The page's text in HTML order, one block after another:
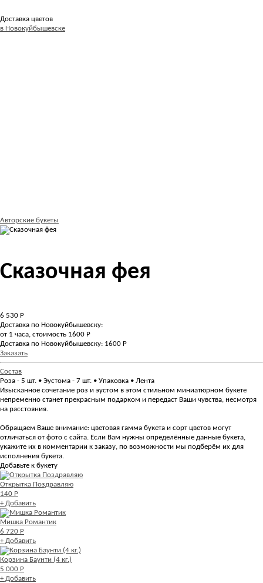
Доставка цветов
в Новокуйбышевске
Авторские букеты
Сказочная фея
6 530 Р
Доставка по Новокуйбышевску:
от 1 часа, стоимость 1600 Р
Доставка по Новокуйбышевску: 1600 Р
Заказать
Состав
Роза - 5 шт. • Эустома - 7 шт. • Упаковка • Лента
Изысканное сочетание роз и эустом в этом стильном миниатюрном букете
непременно станет прекрасным подарком и передаст Ваши чувства, несмотря
на расстояния.
Обращаем Ваше внимание: цветовая гамма букета и сорт цветов могут
отличаться от фото с сайта. Если Вам нужны определённые данные букета,
укажите их в комментарии к заказу, по возможности мы подберём их для
исполнения букета.
Добавьте к букету
Открытка Поздравляю
140 Р
+ Добавить
Мишка Романтик
6 720 Р
+ Добавить
Корзина Баунти (4 кг.)
5 000 Р
+ Добавить